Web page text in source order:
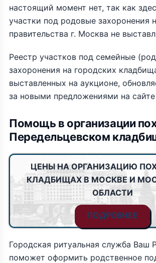
настоящий момент нет, так как
участки под родовые захоронения
правительства г. Москва не
Реестр участков под семейные
захоронения на городских
выставленных на аукционе,
за новыми предложениями на
Помощь в организации
Передельцевском
ЦЕНЫ НА ОРГАНИЗАЦИЮ
КЛАДБИЩАХ В МОСКВЕ И
ОБЛАСТИ
ПОДРОБНЕЕ
Городская ритуальная служба Ваш
поможет оформить родственное